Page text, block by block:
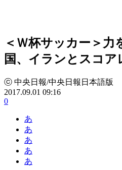
＜Ｗ杯サッカー＞
国、イランとスコア
ⓒ 中央日報/中央日報日本語版
2017.09.01 09:16
0
あ
あ
あ
あ
あ